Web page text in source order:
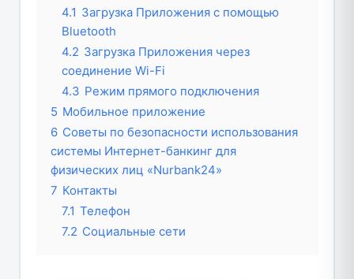
4.1 Загрузка Приложения с помощью
Bluetooth
4.2 Загрузка Приложения через
соединение Wi-Fi
4.3 Режим прямого подключения
5 Мобильное приложение
6 Советы по безопасности использования
системы Интернет-банкинг для
физических лиц «Nurbank24»
7 Контакты
7.1 Телефон
7.2 Социальные сети